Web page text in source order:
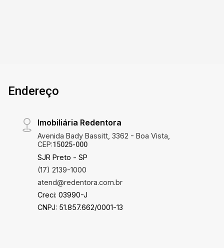
Endereço
Imobiliária Redentora
Avenida Bady Bassitt, 3362 - Boa Vista,
CEP:15025-000
SJR Preto - SP
(17) 2139-1000
atend@redentora.com.br
Creci: 03990-J
CNPJ: 51.857.662/0001-13